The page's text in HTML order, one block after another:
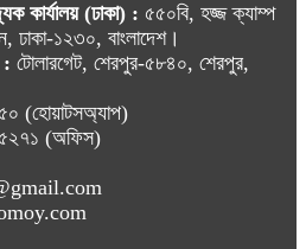
কার্যালয় (ঢাকা) : ৫৫০বি, হজ্জ ক্যাম্প
ঢাকা-১২৩০, বাংলাদেশ।
: টোলারগেট, শেরপুর-৫৮৪০, শেরপুর,
(হোয়াটসঅ্যাপ)
(অফিস)